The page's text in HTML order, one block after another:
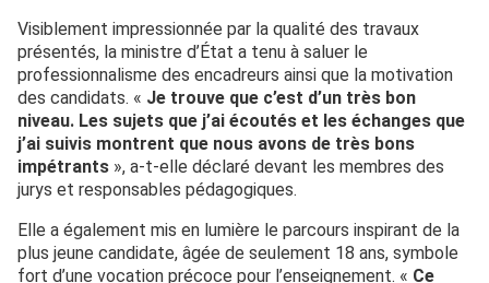
Visiblement impressionnée par la qualité des travaux
présentés, la ministre d’État a tenu à saluer le
professionnalisme des encadreurs ainsi que la motivation
des candidats. « Je trouve que c’est d’un très bon
niveau. Les sujets que j’ai écoutés et les échanges que
j’ai suivis montrent que nous avons de très bons
impétrants », a-t-elle déclaré devant les membres des
jurys et responsables pédagogiques.
Elle a également mis en lumière le parcours inspirant de la
plus jeune candidate, âgée de seulement 18 ans, symbole
fort d’une vocation précoce pour l’enseignement. « Ce